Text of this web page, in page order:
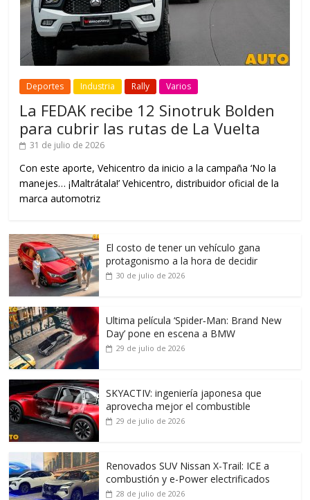
Deportes Industria Rally Varios
La FEDAK recibe 12 Sinotruk Bolden
para cubrir las rutas de La Vuelta
31 de julio de 2026
Con este aporte, Vehicentro da inicio a la campaña ‘No la
manejes… ¡Maltrátala!’ Vehicentro, distribuidor oficial de la
marca automotriz
El costo de tener un vehículo gana
protagonismo a la hora de decidir
30 de julio de 2026
Ultima película ‘Spider‑Man: Brand New
Day’ pone en escena a BMW
29 de julio de 2026
SKYACTIV: ingeniería japonesa que
aprovecha mejor el combustible
29 de julio de 2026
Renovados SUV Nissan X-Trail: ICE a
combustión y e-Power electrificados
28 de julio de 2026